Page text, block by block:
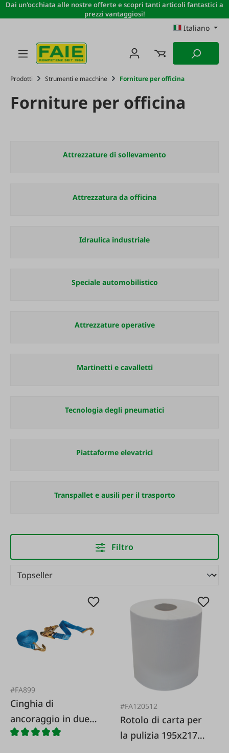
Passa al contenuto principale
Dai un'occhiata alle nostre offerte e scopri tanti articoli fantastici a
prezzi vantaggiosi!
Italiano
Prodotti Strumenti e macchine Forniture per officina
Forniture per officina
Attrezzature di sollevamento
Attrezzatura da officina
Idraulica industriale
Speciale automobilistico
Attrezzature operative
Martinetti e cavalletti
Tecnologia degli pneumatici
Piattaforme elevatrici
Transpallet e ausili per il trasporto
Filtro
#FA899
Cinghia di
ancoraggio in due
parti 35 mm
#FA120512
Rotolo di carta per
la pulizia 195x217